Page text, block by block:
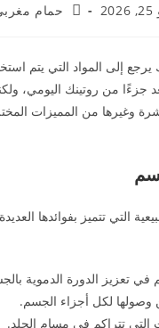
حمام
يرجع إلى المواد التي يتم
جزءًا من روتينك اليومي،
وغيرها من المميزات
التي تتميز بفوائدها
تعزيز الدورة الدموية
لكل أجزاء الجسم.
تتراكم في مسام الجلد.